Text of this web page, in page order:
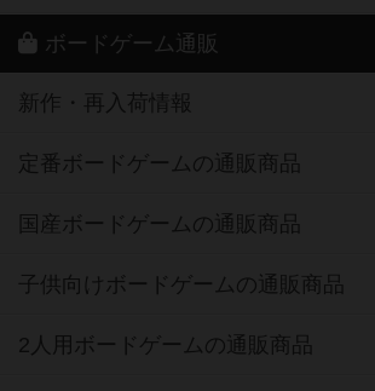
ボードゲーム通販
新作・再入荷情報
定番ボードゲームの通販商品
国産ボードゲームの通販商品
子供向けボードゲームの通販商品
2人用ボードゲームの通販商品